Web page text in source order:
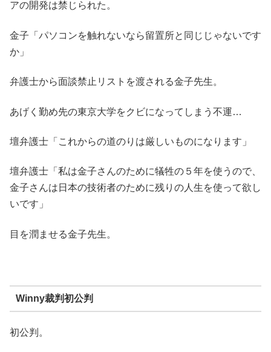
アの開発は禁じられた。
金子「パソコンを触れないなら留置所と同じじゃないです
か」
弁護士から面談禁止リストを渡される金子先生。
あげく勤め先の東京大学をクビになってしまう不運…
壇弁護士「これからの道のりは厳しいものになります」
壇弁護士「私は金子さんのために犠牲の５年を使うので、
金子さんは日本の技術者のために残りの人生を使って欲し
いです」
目を潤ませる金子先生。
Winny裁判初公判
初公判。